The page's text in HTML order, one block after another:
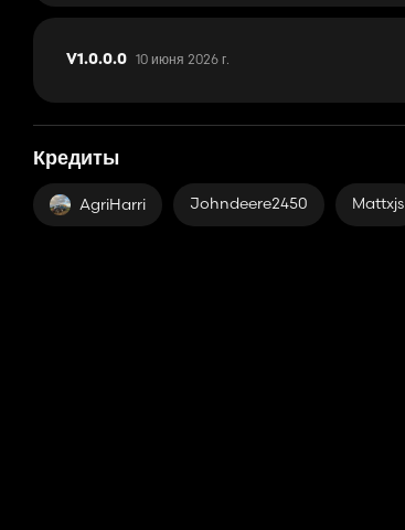
V1.0.0.0 10 июня 2026 г.
Кредиты
AgriHarri Johndeere2450 Mattxjs